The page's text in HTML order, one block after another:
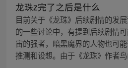
龙珠z完了之后是什么
目前关于《龙珠》后续剧情的发
的一些讨论中，有提到后续剧情
宙的强者，暗黑魔界的人物也可
推测和设想。由于《龙珠》作者